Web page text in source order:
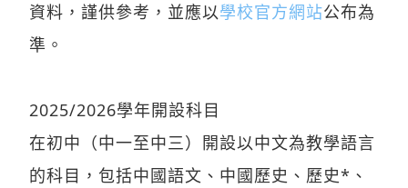
資料，謹供參考，並應以學校官方網站公布為
準。
2025/2026學年開設科目
在初中（中一至中三）開設以中文為教學語言
的科目，包括中國語文、中國歷史、歷史*、